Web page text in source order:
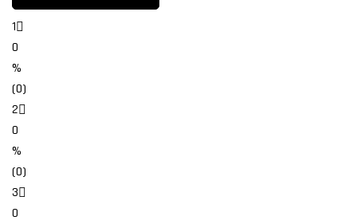
1
0
%
(0)
2
0
%
(0)
3
0